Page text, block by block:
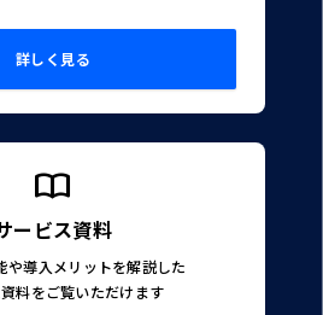
詳しく見る
ービス資料
や導入メリットを解説した
料をご覧いただけます